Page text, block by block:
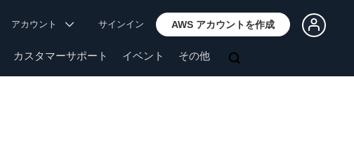
アカウント サインイン AWS アカウントを作成
カスタマーサポート イベント その他